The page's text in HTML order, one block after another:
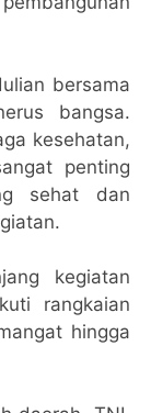
bersama
bangsa.
kesehatan,
penting
sehat dan
kegiatan
rangkaian
hingga